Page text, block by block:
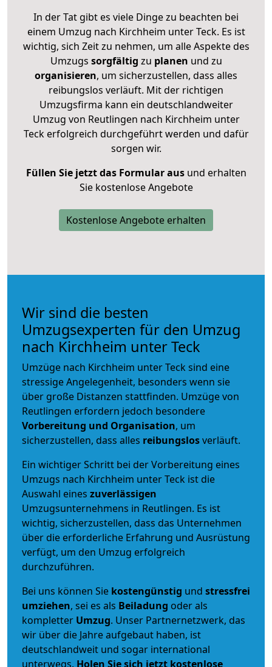
In der Tat gibt es viele Dinge zu beachten bei
einem Umzug nach Kirchheim unter Teck. Es ist
wichtig, sich Zeit zu nehmen, um alle Aspekte des
Umzugs sorgfältig zu planen und zu
organisieren, um sicherzustellen, dass alles
reibungslos verläuft. Mit der richtigen
Umzugsfirma kann ein deutschlandweiter
Umzug von Reutlingen nach Kirchheim unter
Teck erfolgreich durchgeführt werden und dafür
sorgen wir.
Füllen Sie jetzt das Formular ausund erhalten
Sie kostenlose Angebote
Kostenlose Angebote erhalten
Wir sind die besten
Umzugsexperten für den Umzug
nach Kirchheim unter Teck
Umzüge nach Kirchheim unter Teck sind eine
stressige Angelegenheit, besonders wenn sie
über große Distanzen stattfinden. Umzüge von
Reutlingen erfordern jedoch besondere
Vorbereitung und Organisation, um
sicherzustellen, dass alles reibungslosverläuft.
Ein wichtiger Schritt bei der Vorbereitung eines
Umzugs nach Kirchheim unter Teck ist die
Auswahl eines zuverlässigen
Umzugsunternehmens in Reutlingen. Es ist
wichtig, sicherzustellen, dass das Unternehmen
über die erforderliche Erfahrung und Ausrüstung
verfügt, um den Umzug erfolgreich
durchzuführen.
Bei uns können Sie kostengünstig und stressfrei
umziehen, sei es als Beiladung oder als
kompletter Umzug. Unser Partnernetzwerk, das
wir über die Jahre aufgebaut haben, ist
deutschlandweit und sogar international
unterwegs. Holen Sie sich jetzt kostenlose